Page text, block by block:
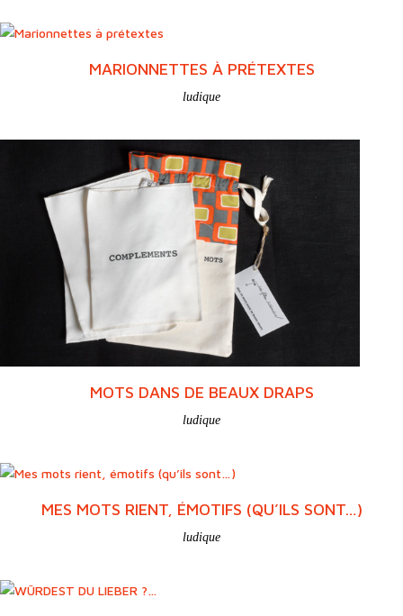
MARIONNETTES À PRÉTEXTES
ludique
MOTS DANS DE BEAUX DRAPS
ludique
MES MOTS RIENT, ÉMOTIFS (QU’ILS SONT…)
ludique